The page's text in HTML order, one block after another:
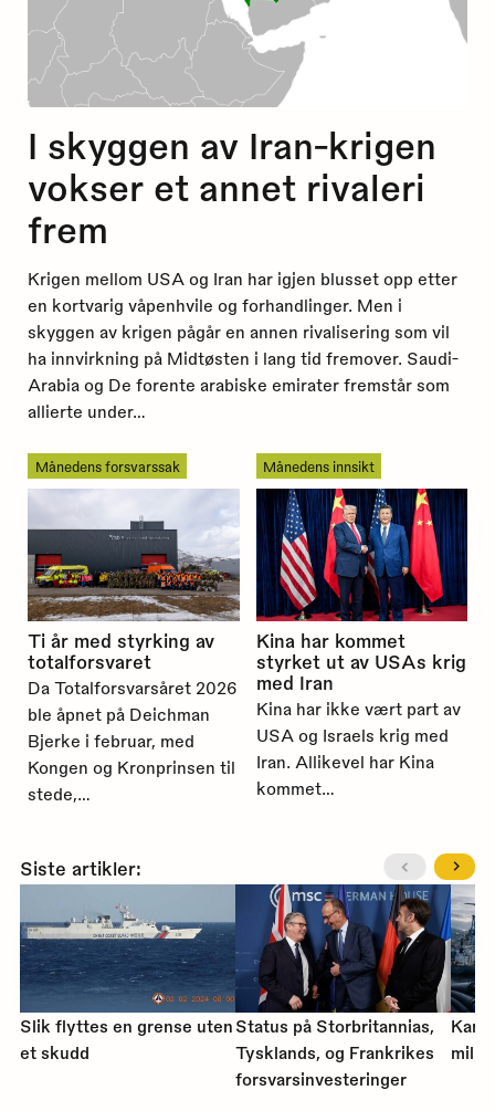
I skyggen av Iran-krigen
vokser et annet rivaleri
frem
Krigen mellom USA og Iran har igjen blusset opp etter
en kortvarig våpenhvile og forhandlinger. Men i
skyggen av krigen pågår en annen rivalisering som vil
ha innvirkning på Midtøsten i lang tid fremover. Saudi-
Arabia og De forente arabiske emirater fremstår som
allierte under…
Månedens forsvarssak
Ti år med styrking av
totalforsvaret
Da Totalforsvarsåret 2026
ble åpnet på Deichman
Bjerke i februar, med
Kongen og Kronprinsen til
stede,…
Månedens innsikt
Kina har kommet
styrket ut av USAs krig
med Iran
Kina har ikke vært part av
USA og Israels krig med
Iran. Allikevel har Kina
kommet…
Siste artikler:
Slik flyttes en grense uten
et skudd
Status på Storbritannias,
Tysklands, og Frankrikes
forsvarsinvesteringer